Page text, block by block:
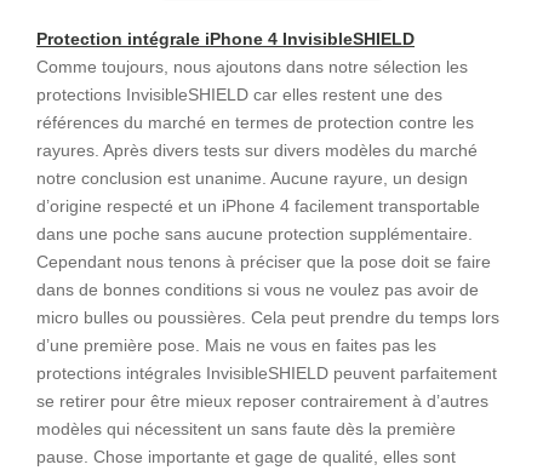
Protection intégrale iPhone 4 InvisibleSHIELD
Comme toujours, nous ajoutons dans notre sélection les
protections InvisibleSHIELD car elles restent une des
références du marché en termes de protection contre les
rayures. Après divers tests sur divers modèles du marché
notre conclusion est unanime. Aucune rayure, un design
d’origine respecté et un iPhone 4 facilement transportable
dans une poche sans aucune protection supplémentaire.
Cependant nous tenons à préciser que la pose doit se faire
dans de bonnes conditions si vous ne voulez pas avoir de
micro bulles ou poussières. Cela peut prendre du temps lors
d’une première pose. Mais ne vous en faites pas les
protections intégrales InvisibleSHIELD peuvent parfaitement
se retirer pour être mieux reposer contrairement à d’autres
modèles qui nécessitent un sans faute dès la première
pause. Chose importante et gage de qualité, elles sont